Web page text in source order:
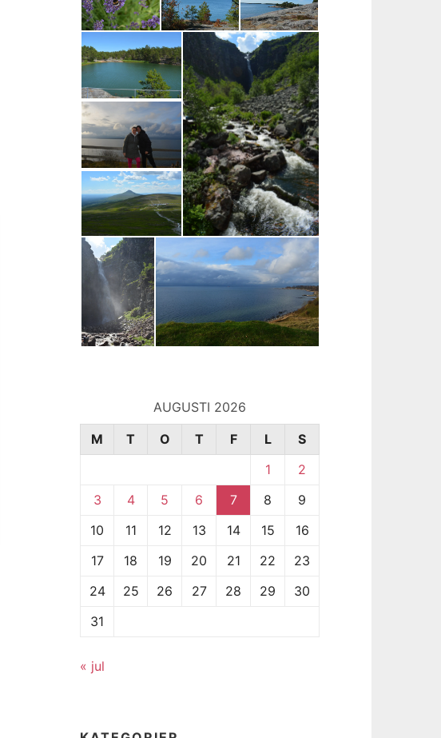
AUGUSTI 2026
M
T O T F L
S
1
2
3
4 5 6 7 8
9
10
11 12 13 14 15
16
17
18 19 20 21 22
23
24
25 26 27 28 29
30
31
« jul